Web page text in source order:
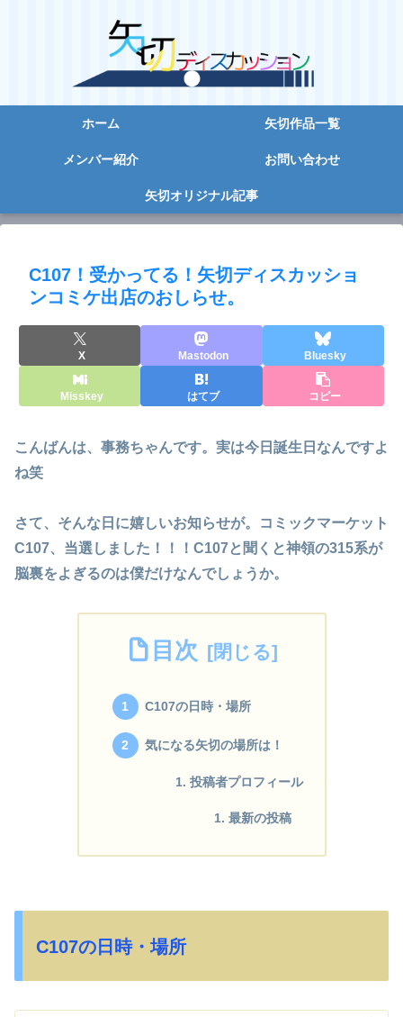
ホーム 矢切作品一覧
メンバー紹介 お問い合わせ
矢切オリジナル記事
C107！受かってる！矢切ディスカッショ
ンコミケ出店のおしらせ。
X Mastodon Bluesky
Misskey はてブ コピー
こんばんは、事務ちゃんです。実は今日誕生日なんですよ
ね笑
さて、そんな日に嬉しいお知らせが。
コミックマーケット
C107、当選しました ！！！C107と聞くと神領の315系が
脳裏をよぎるのは僕だけなんでしょうか。
目次
C107の日時・場所
気になる矢切の場所は！
投稿者プロフィール
最新の投稿
C107の日時・場所